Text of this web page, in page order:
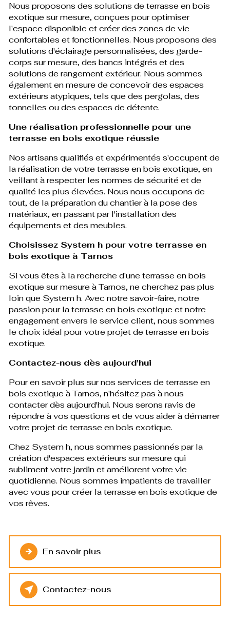
Nous proposons des solutions de terrasse en bois
exotique sur mesure, conçues pour optimiser
l'espace disponible et créer des zones de vie
confortables et fonctionnelles. Nous proposons des
solutions d'éclairage personnalisées, des garde-
corps sur mesure, des bancs intégrés et des
solutions de rangement extérieur. Nous sommes
également en mesure de concevoir des espaces
extérieurs atypiques, tels que des pergolas, des
tonnelles ou des espaces de détente.
Une réalisation professionnelle pour une
terrasse en bois exotique réussie
Nos artisans qualifiés et expérimentés s'occupent de
la réalisation de votre terrasse en bois exotique, en
veillant à respecter les normes de sécurité et de
qualité les plus élevées. Nous nous occupons de
tout, de la préparation du chantier à la pose des
matériaux, en passant par l'installation des
équipements et des meubles.
Choisissez System h pour votre terrasse en
bois exotique à Tarnos
Si vous êtes à la recherche d'une terrasse en bois
exotique sur mesure à Tarnos, ne cherchez pas plus
loin que System h. Avec notre savoir-faire, notre
passion pour la terrasse en bois exotique et notre
engagement envers le service client, nous sommes
le choix idéal pour votre projet de terrasse en bois
exotique.
Contactez-nous dès aujourd'hui
Pour en savoir plus sur nos services de terrasse en
bois exotique à Tarnos, n'hésitez pas à nous
contacter dès aujourd'hui. Nous serons ravis de
répondre à vos questions et de vous aider à démarrer
votre projet de terrasse en bois exotique.
Chez System h, nous sommes passionnés par la
création d'espaces extérieurs sur mesure qui
subliment votre jardin et améliorent votre vie
quotidienne. Nous sommes impatients de travailler
avec vous pour créer la terrasse en bois exotique de
vos rêves.
En savoir plus
Contactez-nous